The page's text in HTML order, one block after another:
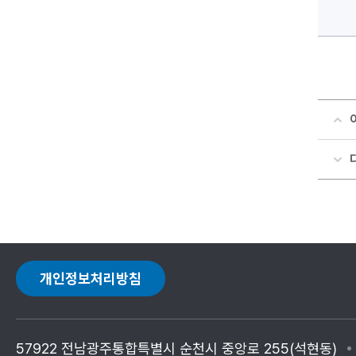
개인정보처리방침
57922 전남광주통합특별시 순천시 중앙로 255(석현동)